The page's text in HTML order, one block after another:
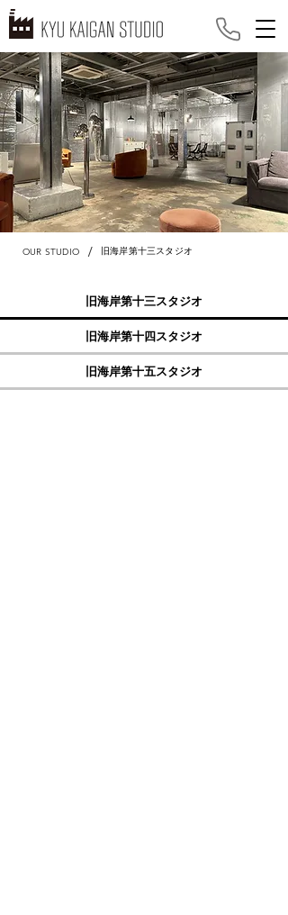
OUR STUDIO / 旧海岸第十三スタジオ
旧海岸第十三スタジオ
旧海岸第十四スタジオ
旧海岸第十五スタジオ